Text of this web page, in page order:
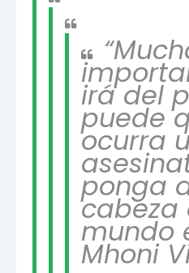
irá del
puede
ocurra
ponga
cabeza
mundo
Mhoni